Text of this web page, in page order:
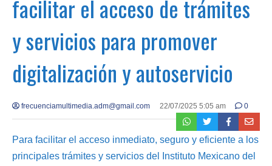
facilitar el acceso de trámites
y servicios para promover
digitalización y autoservicio
frecuenciamultimedia.adm@gmail.com 22/07/2025 5:05 am 0
Para facilitar el acceso inmediato, seguro y eficiente a los
principales trámites y servicios del Instituto Mexicano del